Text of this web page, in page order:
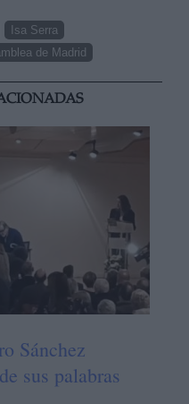
Isa Serra
de Madrid
Sánchez
sus palabras